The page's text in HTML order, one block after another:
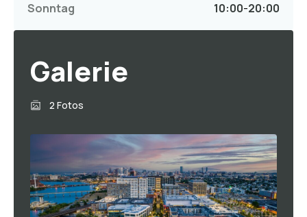
Sonntag 10:00-20:00
Galerie
2 Fotos